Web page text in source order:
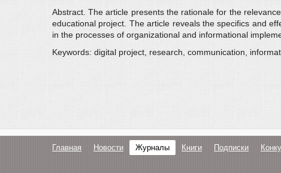
Abstract. The article presents the rationale for the
educational project. The article reveals the specifics and
in the processes of organizational and informational
Keywords: digital project, research, communication,
Главная Новости Журналы Книги Подписки